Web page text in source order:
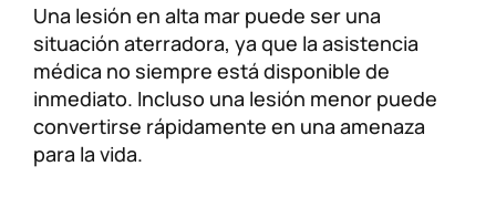
Lesiones personales
Compensación a trabajadores
Veterans Benefits
FAQ
Carreras
Una lesión en alta mar puede ser una
situación aterradora, ya que la asistencia
médica no siempre está disponible de
inmediato. Incluso una lesión menor puede
convertirse rápidamente en una amenaza
para la vida.